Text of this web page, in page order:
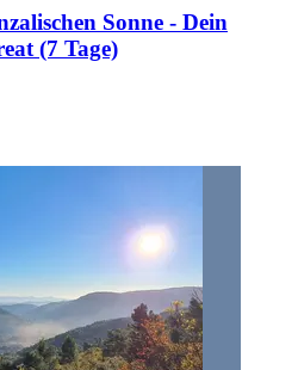
Sonne - Dein
(7 Tage)